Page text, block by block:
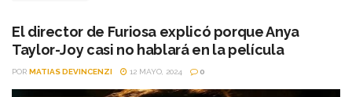
El director de Furiosa explicó porque Anya
Taylor-Joy casi no hablará en la película
POR MATIAS DEVINCENZI 12 MAYO, 2024 0